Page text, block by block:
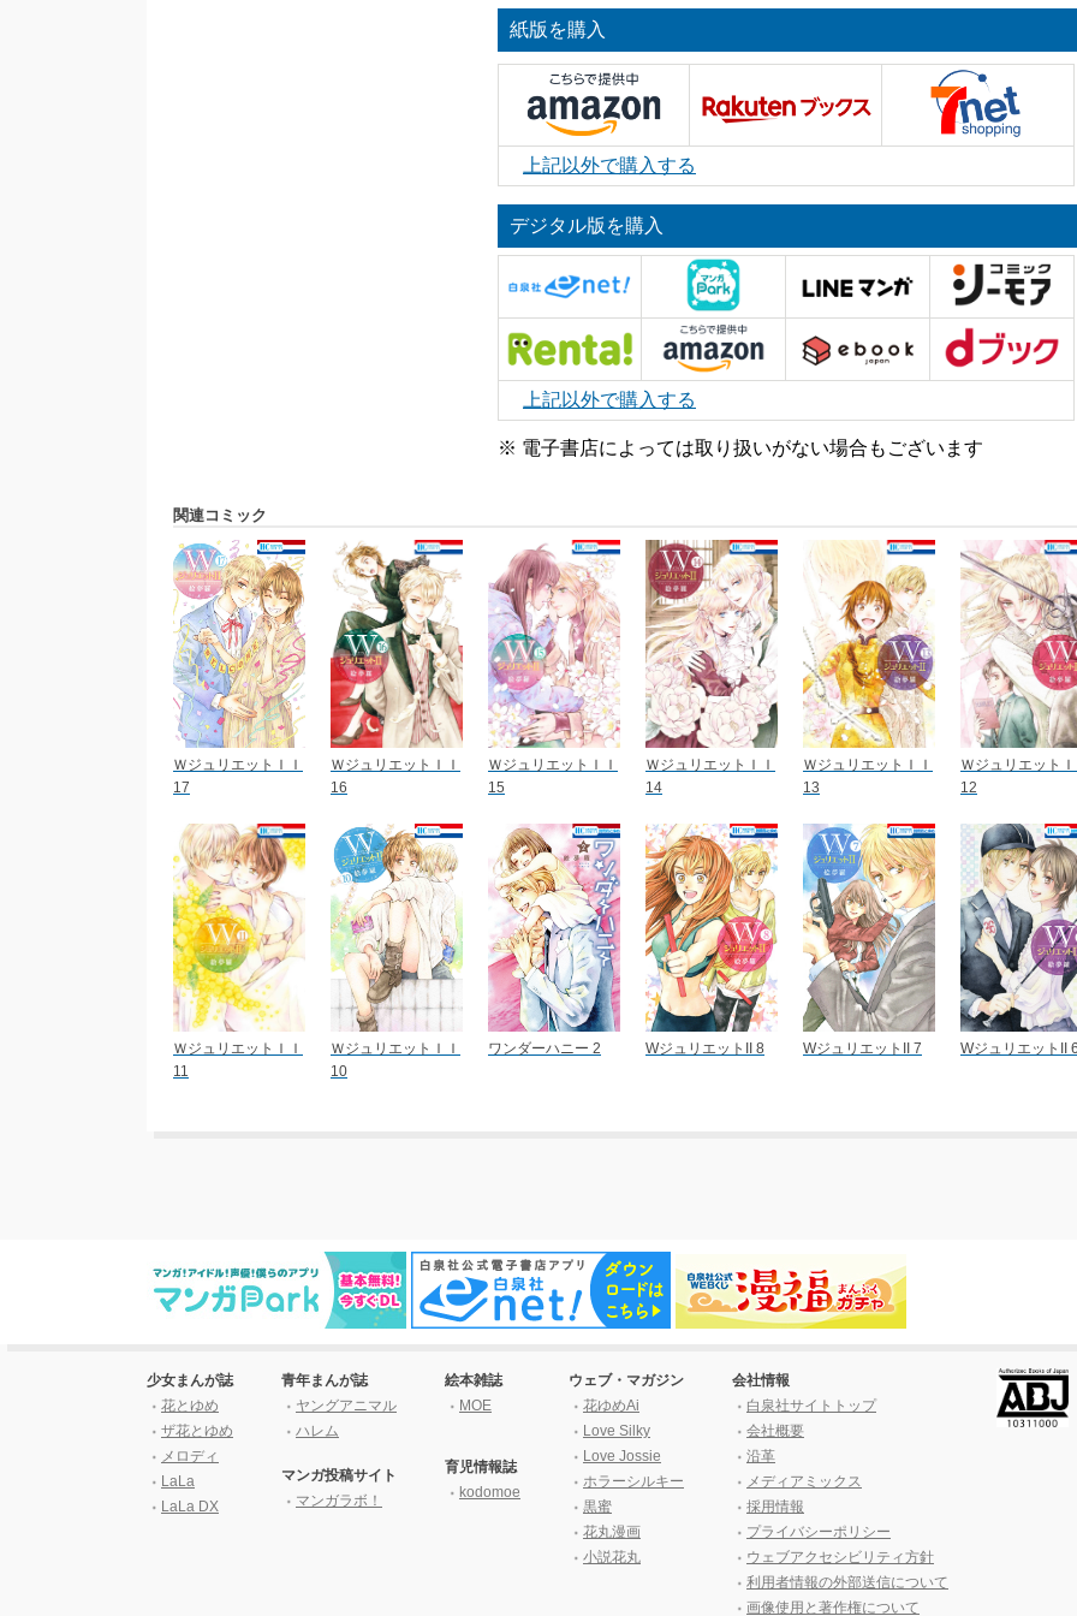
紙版を購入
上記以外で購入する
デジタル版を購入
上記以外で購入する
※ 電子書店によっては取り扱いがない場合もございます
関連コミック
ＷジュリエットＩＩ
17
ＷジュリエットＩＩ
16
ＷジュリエットＩＩ
15
ＷジュリエットＩＩ
14
ＷジュリエットＩＩ
13
Ｗジュリエット
12
ＷジュリエットＩＩ
11
ＷジュリエットＩＩ
10
ワンダーハニー 2 WジュリエットII 8 WジュリエットII 7 WジュリエットII
少女まんが誌
花とゆめ
ザ花とゆめ
メロディ
LaLa
LaLa DX
青年まんが誌
ヤングアニマル
ハレム
マンガ投稿サイト
マンガラボ！
絵本雑誌
MOE
育児情報誌
kodomoe
ウェブ・マガジン
花ゆめAi
Love Silky
Love Jossie
ホラーシルキー
黒蜜
花丸漫画
小説花丸
会社情報
白泉社サイトトップ
会社概要
沿革
メディアミックス
採用情報
プライバシーポリシー
ウェブアクセシビリティ方針
利用者情報の外部送信について
画像使用と著作権について